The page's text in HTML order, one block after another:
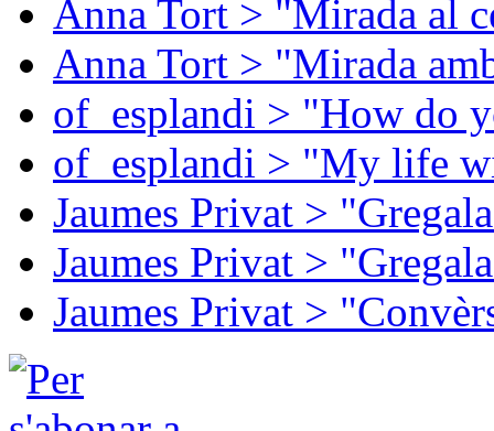
Anna Tort > "Mirada al
Anna Tort > "Mirada
of_esplandi > "How do
of_esplandi > "My life
Jaumes Privat >
Jaumes Privat >
Jaumes Privat >